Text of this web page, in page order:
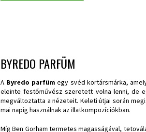
BYREDO PARFÜM
A Byredo parfüm egy svéd kortársmárka,
eleinte festőművész szeretett volna lenni, de
megváltoztatta a nézeteit. Keleti útjai során
mai napig használnak az illatkompozíciókban.
Míg Ben Gorham termetes magasságával,